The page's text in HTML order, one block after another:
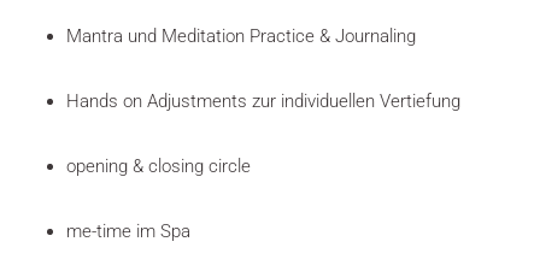
Mantra und Meditation Practice & Journaling
Hands on Adjustments zur individuellen Vertiefung
opening & closing circle
me-time im Spa